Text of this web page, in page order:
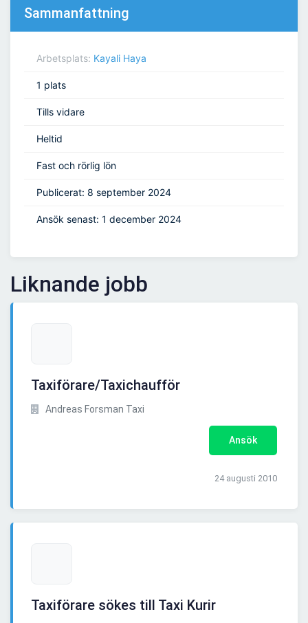
Sammanfattning
Arbetsplats: Kayali Haya
1 plats
Tills vidare
Heltid
Fast och rörlig lön
Publicerat: 8 september 2024
Ansök senast: 1 december 2024
Liknande jobb
Taxiförare/Taxichaufför
Andreas Forsman Taxi
Ansök
24 augusti 2010
Taxiförare sökes till Taxi Kurir